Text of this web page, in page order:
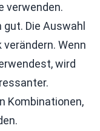
verwenden.
Die Auswahl
Wenn
wird
Kombinationen,